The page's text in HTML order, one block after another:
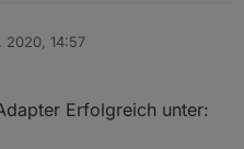
2020, 14:57
Erfolgreich unter: